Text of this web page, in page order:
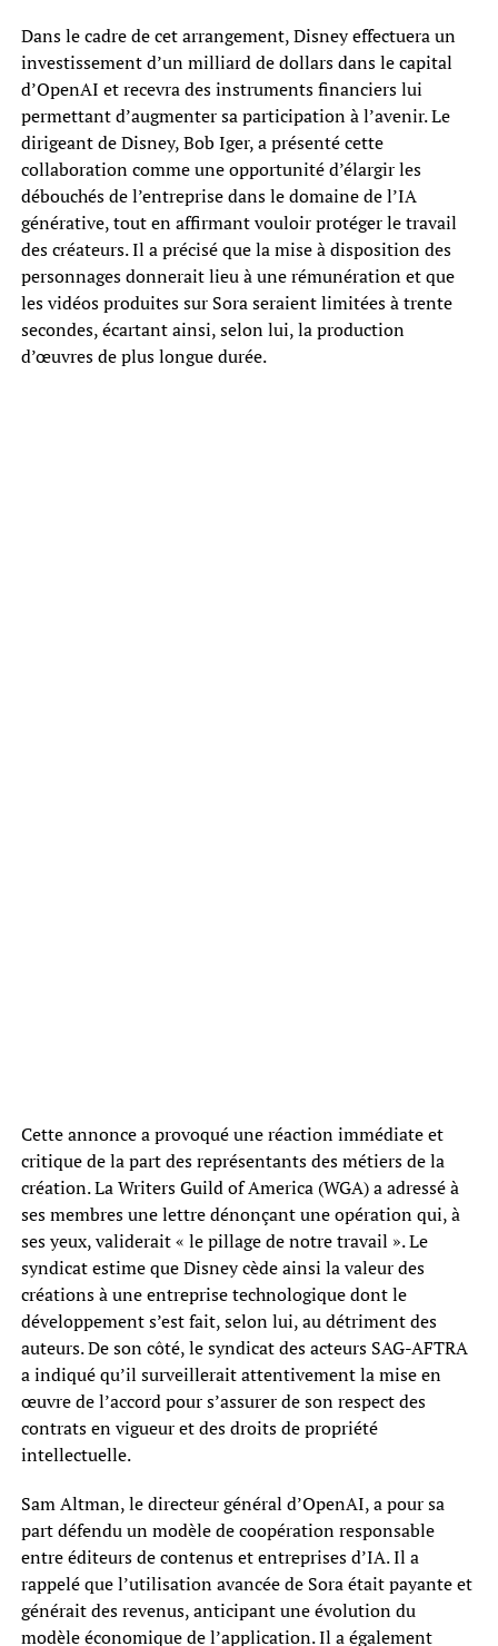
Dans le cadre de cet arrangement, Disney effectuera un
investissement d’un milliard de dollars dans le capital
d’OpenAI et recevra des instruments financiers lui
permettant d’augmenter sa participation à l’avenir. Le
dirigeant de Disney, Bob Iger, a présenté cette
collaboration comme une opportunité d’élargir les
débouchés de l’entreprise dans le domaine de l’IA
générative, tout en affirmant vouloir protéger le travail
des créateurs. Il a précisé que la mise à disposition des
personnages donnerait lieu à une rémunération et que
les vidéos produites sur Sora seraient limitées à trente
secondes, écartant ainsi, selon lui, la production
d’œuvres de plus longue durée.
Cette annonce a provoqué une réaction immédiate et
critique de la part des représentants des métiers de la
création. La Writers Guild of America (WGA) a adressé à
ses membres une lettre dénonçant une opération qui, à
ses yeux, validerait « le pillage de notre travail ». Le
syndicat estime que Disney cède ainsi la valeur des
créations à une entreprise technologique dont le
développement s’est fait, selon lui, au détriment des
auteurs. De son côté, le syndicat des acteurs SAG-AFTRA
a indiqué qu’il surveillerait attentivement la mise en
œuvre de l’accord pour s’assurer de son respect des
contrats en vigueur et des droits de propriété
intellectuelle.
Sam Altman, le directeur général d’OpenAI, a pour sa
part défendu un modèle de coopération responsable
entre éditeurs de contenus et entreprises d’IA. Il a
rappelé que l’utilisation avancée de Sora était payante et
générait des revenus, anticipant une évolution du
modèle économique de l’application. Il a également